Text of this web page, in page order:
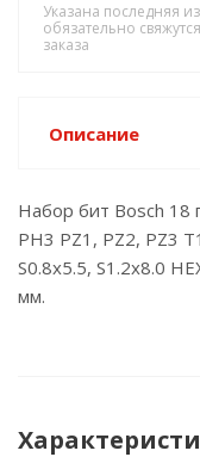
Указана последняя
обязательно
заказа
Описание
Набор бит Bosch 18
PH3 PZ1, PZ2, PZ3
S0.8x5.5, S1.2x8.0
мм.